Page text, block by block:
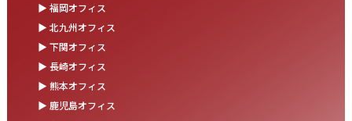
松山オフィス 事務所移転のお知らせ
2025.08.05
業務効率が劇的に進化！商品ビリンググループにRPAを導入しまし
▶ 福岡オフィス
▶ 北九州オフィス
▶ 下関オフィス
▶ 長崎オフィス
▶ 熊本オフィス
▶ 鹿児島オフィス